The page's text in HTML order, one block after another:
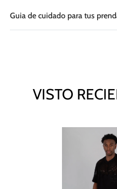
Guia de cuidado para tus
VISTO